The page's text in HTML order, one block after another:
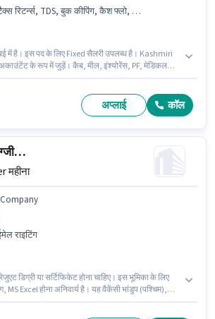
बुक कीपिंग, कैश फ्लो, GST, Tally, टैक्सेशन - VAT & सेल्स टैक्स, बैलेंस शीट, ऑडिट
में है। इस पद के लिए Fixed सैलरी उपलब्ध है। Kashmiri
के रूप में जुड़ें। कैब, मील, इंश्योरेंस, PF, मेडिकल
कैश फ्लो, GST, MS Excel, Tally, टैक्स रिटर्न्स,
जैसी स्किल्स होनी चाहिए।
अप्लाई कॉल
बैक ऑफिस परचेज एग्जीक्यूटिव
महीना
राइटिंग
डिग्री या सर्टिफिकेट होना चाहिए। इस भूमिका के लिए
MS Excel होना अनिवार्य है। यह वैकेंसी भांडुप (पश्चिम),